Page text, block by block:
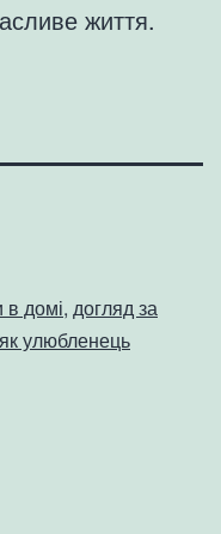
життя.
в домі, догляд за
улюбленець